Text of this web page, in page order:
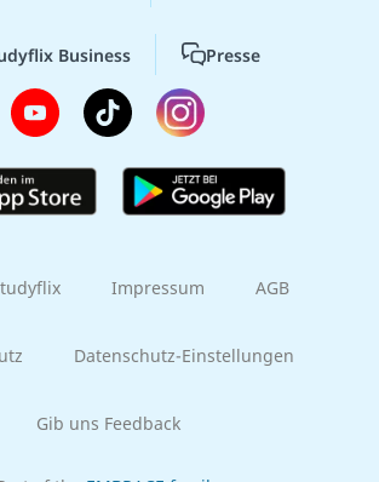
Business Presse
Impressum AGB
Datenschutz-Einstellungen
Gib uns Feedback